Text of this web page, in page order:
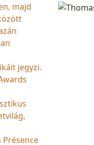
majd
jegyzi.